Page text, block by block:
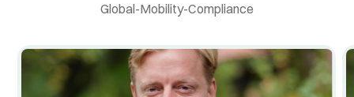
Global-Mobility-Compliance